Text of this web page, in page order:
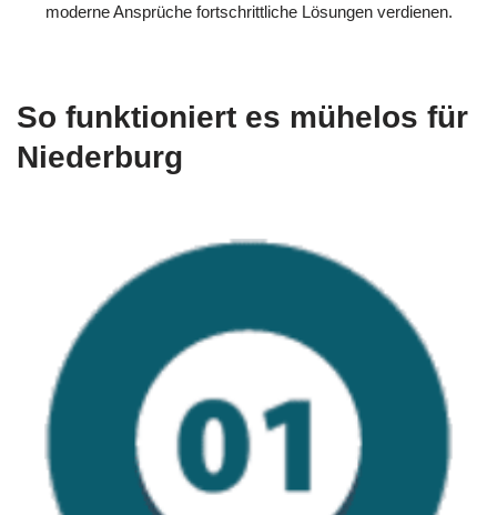
moderne Ansprüche fortschrittliche Lösungen verdienen.
So funktioniert es mühelos für
Niederburg